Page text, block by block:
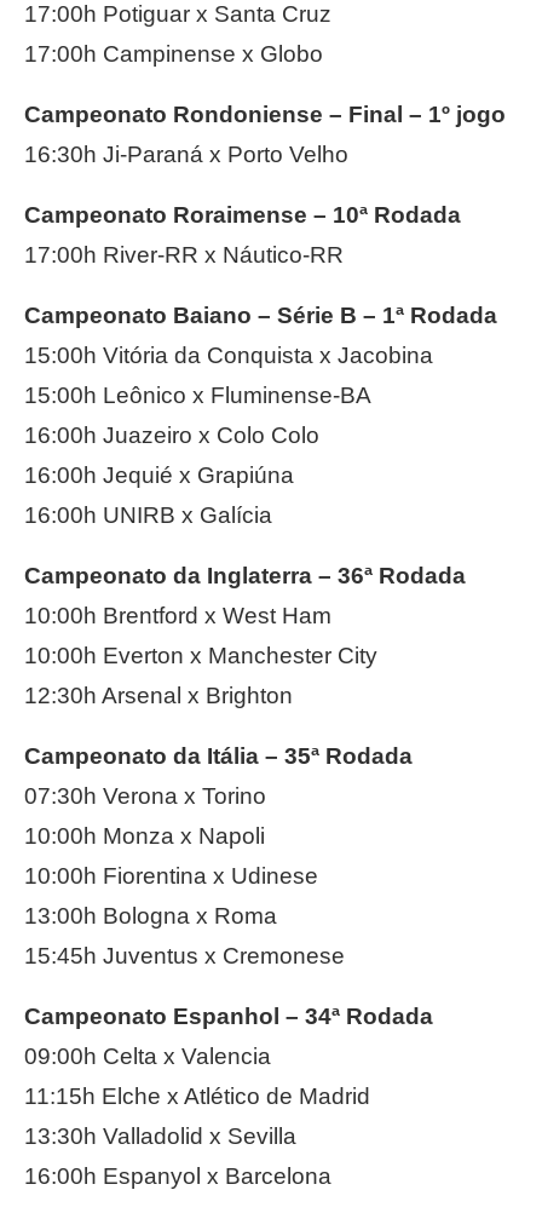
17:00h Potiguar x Santa Cruz
17:00h Campinense x Globo
Campeonato Rondoniense – Final – 1º jogo
16:30h Ji-Paraná x Porto Velho
Campeonato Roraimense – 10ª Rodada
17:00h River-RR x Náutico-RR
Campeonato Baiano – Série B – 1ª Rodada
15:00h Vitória da Conquista x Jacobina
15:00h Leônico x Fluminense-BA
16:00h Juazeiro x Colo Colo
16:00h Jequié x Grapiúna
16:00h UNIRB x Galícia
Campeonato da Inglaterra – 36ª Rodada
10:00h Brentford x West Ham
10:00h Everton x Manchester City
12:30h Arsenal x Brighton
Campeonato da Itália – 35ª Rodada
07:30h Verona x Torino
10:00h Monza x Napoli
10:00h Fiorentina x Udinese
13:00h Bologna x Roma
15:45h Juventus x Cremonese
Campeonato Espanhol – 34ª Rodada
09:00h Celta x Valencia
11:15h Elche x Atlético de Madrid
13:30h Valladolid x Sevilla
16:00h Espanyol x Barcelona